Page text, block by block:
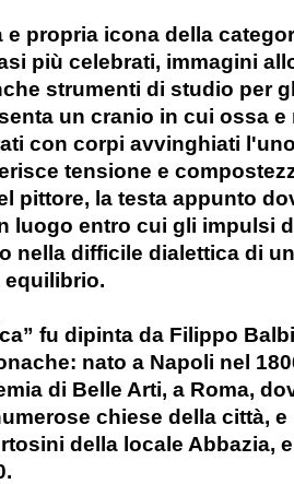
e propria icona della
più celebrati, immagini
strumenti di studio per
un cranio in cui ossa
con corpi avvinghiati
tensione e
pittore, la testa appunto
luogo entro cui gli impulsi
nella difficile dialettica di
equilibrio.
fu dipinta da Filippo
nato a Napoli nel
di Belle Arti, a Roma,
chiese della città, e
della locale Abbazia,